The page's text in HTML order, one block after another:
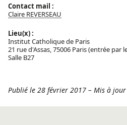
Contact mail :
Claire REVERSEAU
Lieu(x) :
Institut Catholique de Paris
21 rue d'Assas, 75006 Paris (entrée par
Salle B27
Publié le 28 février 2017 – Mis à